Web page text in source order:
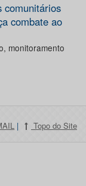
comunitários
combate ao
monitoramento
| Topo do Site